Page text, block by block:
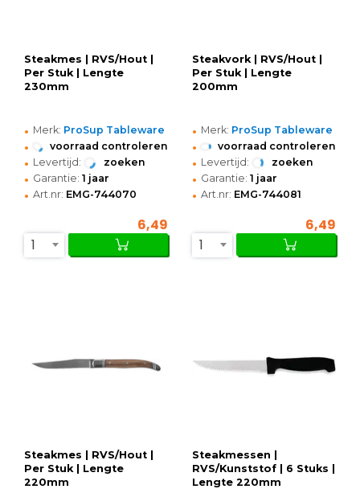
Steakmes | RVS/Hout |
Per Stuk | Lengte
230mm
• Merk: ProSup Tableware
• voorraad controleren
• Levertijd: zoeken
• Garantie: 1 jaar
• Art.nr: EMG-744070
6,49
1
Steakvork | RVS/Hout |
Per Stuk | Lengte
200mm
• Merk: ProSup Tableware
• voorraad controleren
• Levertijd: zoeken
• Garantie: 1 jaar
• Art.nr: EMG-744081
6,49
1
Steakmes | RVS/Hout |
Per Stuk | Lengte
220mm
Steakmessen |
RVS/Kunststof | 6 Stuks |
Lengte 220mm